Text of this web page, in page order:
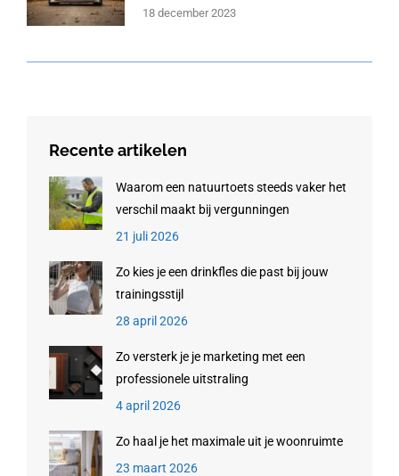
18 december 2023
Recente artikelen
Waarom een natuurtoets steeds vaker het
verschil maakt bij vergunningen
21 juli 2026
Zo kies je een drinkfles die past bij jouw
trainingsstijl
28 april 2026
Zo versterk je je marketing met een
professionele uitstraling
4 april 2026
Zo haal je het maximale uit je woonruimte
23 maart 2026